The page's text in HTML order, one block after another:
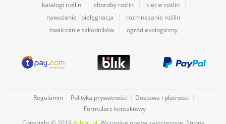
katalogi roślin choroby roślin
cięcie roślin
nawożenie i pielęgnacja
rozmnażanie roślin
zwalczanie szkodników
ogród ekologiczny
Regulamin Polityka prywatności
Dostawa i płatności
Formularz kontaktowy